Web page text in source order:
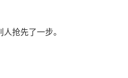
抢先了一步。